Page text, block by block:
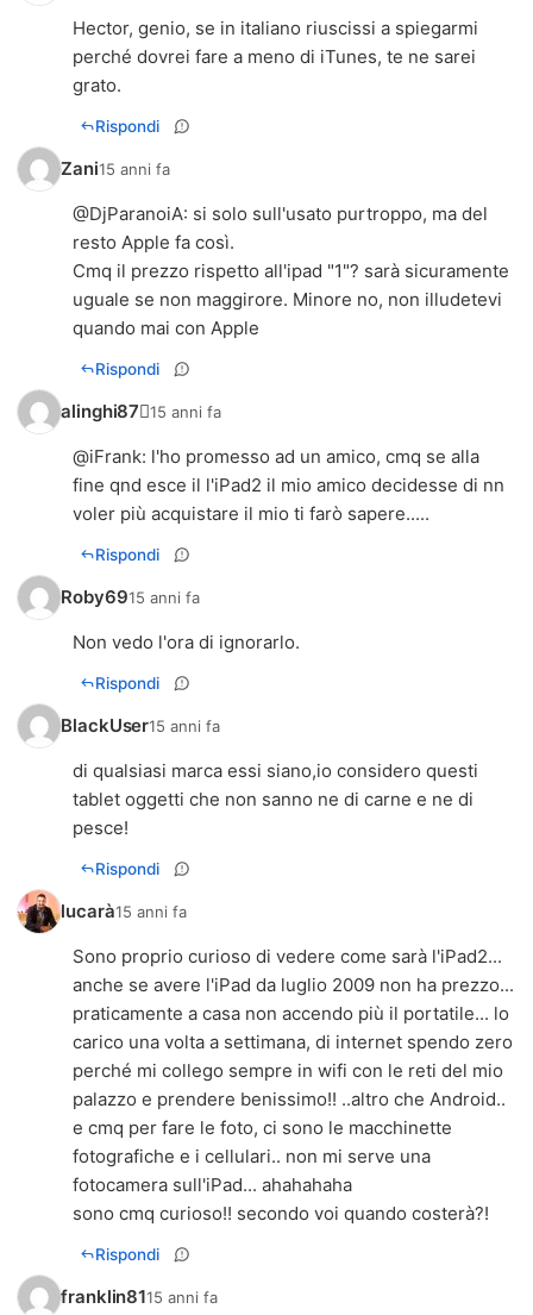
Hector, genio, se in italiano riuscissi a spiegarmi
perché dovrei fare a meno di iTunes, te ne sarei
grato.
Rispondi
Zani15 anni fa
@DjParanoiA: si solo sull'usato purtroppo, ma del
resto Apple fa così.
Cmq il prezzo rispetto all'ipad "1"? sarà sicuramente
uguale se non maggirore. Minore no, non illudetevi
quando mai con Apple
Rispondi
alinghi8715 anni fa
@iFrank: l'ho promesso ad un amico, cmq se alla
fine qnd esce il l'iPad2 il mio amico decidesse di nn
voler più acquistare il mio ti farò sapere.....
Rispondi
Roby6915 anni fa
Non vedo l'ora di ignorarlo.
Rispondi
BlackUser15 anni fa
di qualsiasi marca essi siano,io considero questi
tablet oggetti che non sanno ne di carne e ne di
pesce!
Rispondi
lucarà15 anni fa
Sono proprio curioso di vedere come sarà l'iPad2...
anche se avere l'iPad da luglio 2009 non ha prezzo...
praticamente a casa non accendo più il portatile... lo
carico una volta a settimana, di internet spendo zero
perché mi collego sempre in wifi con le reti del mio
palazzo e prendere benissimo!! ..altro che Android..
e cmq per fare le foto, ci sono le macchinette
fotografiche e i cellulari.. non mi serve una
fotocamera sull'iPad... ahahahaha
sono cmq curioso!! secondo voi quando costerà?!
Rispondi
franklin8115 anni fa